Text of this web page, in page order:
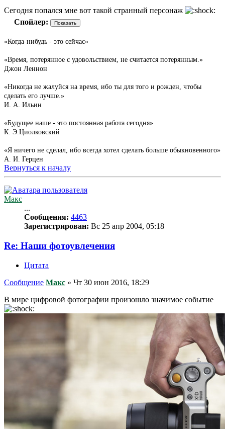
Сегодня попался мне вот такой странный персонаж
Спойлер:
«Когда-нибудь - это сейчас»
«Время, потерянное с удовольствием, не считается потерянным.»
Джон Леннон
«Никогда не жалуйся на время, ибо ты для того и рожден, чтобы
сделать его лучше.»
И. А. Ильин
«Будущее наше - это постоянная работа сегодня»
К. Э.Циолковский
«Я ничего не сделал, ибо всегда хотел сделать больше обыкновенного»
А. И. Герцен
Вернуться к началу
Макс
...
Сообщения: 4463
Зарегистрирован: Вс 25 апр 2004, 05:18
Re: Наши фотоувлечения
Цитата
Сообщение Макс » Чт 30 июн 2016, 18:29
В мире цифровой фотографии произошло значимое событие